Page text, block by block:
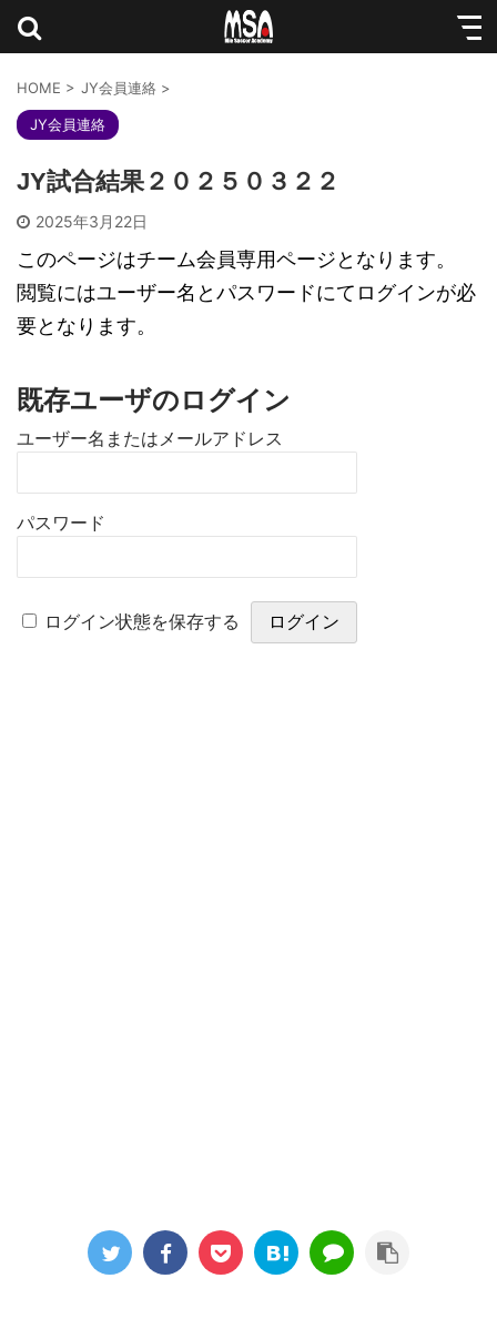
HOME > JY会員連絡 >
JY会員連絡
JY試合結果２０２５０３２２
2025年3月22日
このページはチーム会員専用ページとなります。
閲覧にはユーザー名とパスワードにてログインが必
要となります。
既存ユーザのログイン
ユーザー名またはメールアドレス
パスワード
ログイン状態を保存する